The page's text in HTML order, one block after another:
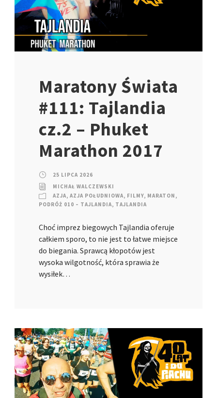
Maratony Świata
#111: Tajlandia
cz.2 – Phuket
Marathon 2017
25 LIPCA 2026
MICHAŁ WALCZEWSKI
AZJA, AZJA POŁUDNIOWA, FILMY, MARATON ,
PODRÓŻ 010 – TAJLANDIA, TAJLANDIA
Choć imprez biegowych Tajlandia oferuje
całkiem sporo, to nie jest to łatwe miejsce
do biegania. Sprawcą kłopotów jest
wysoka wilgotność, która sprawia że
wysiłek…